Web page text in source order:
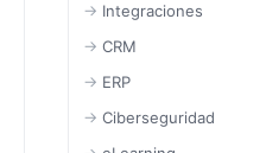
Integraciones
CRM
ERP
Ciberseguridad